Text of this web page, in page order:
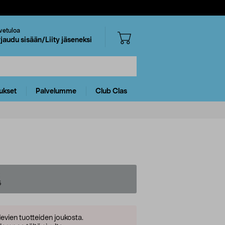
sisään/Liity jäseneksi
Palvelumme Club Clas
tuotteiden joukosta.